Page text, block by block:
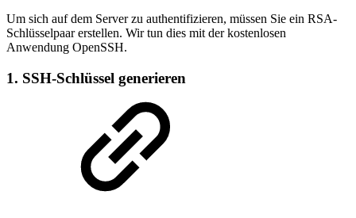
Um sich auf dem Server zu authentifizieren, müssen Sie ein RSA-
Schlüsselpaar erstellen. Wir tun dies mit der kostenlosen
Anwendung OpenSSH.
1. SSH-Schlüssel generieren